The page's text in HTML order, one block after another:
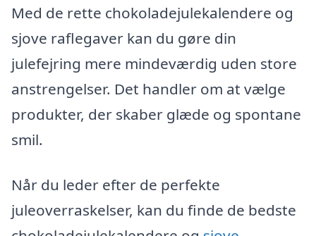
Med de rette chokoladejulekalendere og
sjove raflegaver kan du gøre din
julefejring mere mindeværdig uden store
anstrengelser. Det handler om at vælge
produkter, der skaber glæde og spontane
smil.
Når du leder efter de perfekte
juleoverraskelser, kan du finde de bedste